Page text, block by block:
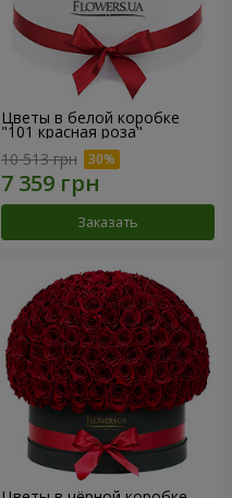
Цветы в белой коробке
"101 красная роза"
10 513 грн
Заказать